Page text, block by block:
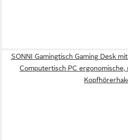
SONNI Gamingtisch Gaming Desk
Computertisch PC ergonomische,